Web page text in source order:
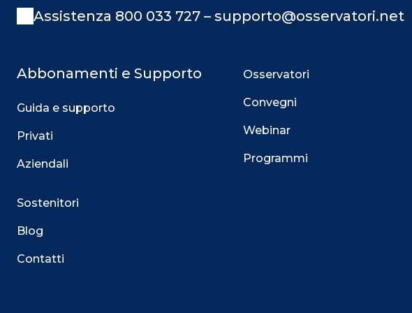
Assistenza 800 033 727 – supporto@osservatori.net
Abbonamenti e Supporto
Guida e supporto
Privati
Aziendali
Sostenitori
Blog
Contatti
Osservatori
Convegni
Webinar
Programmi